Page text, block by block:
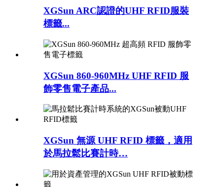
XGSun ARC認證的UHF RFID服裝
標籤...
XGSun 860-960MHz UHF RFID 服
飾零售電子產品...
XGSun 無源 UHF RFID 標籤，適用
於馬拉鬆比賽計時…